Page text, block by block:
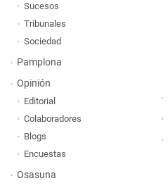
Sucesos
Tribunales
Sociedad
Pamplona
Opinión
Editorial
Colaboradores
Blogs
Encuestas
Osasuna